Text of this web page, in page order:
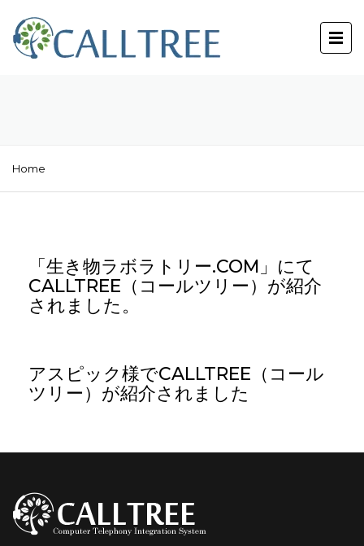
Home
「生き物ラボラトリー.COM」にて
CALLTREE（コールツリー）が紹介
されました。
アスピック様でCALLTREE（コール
ツリー）が紹介されました